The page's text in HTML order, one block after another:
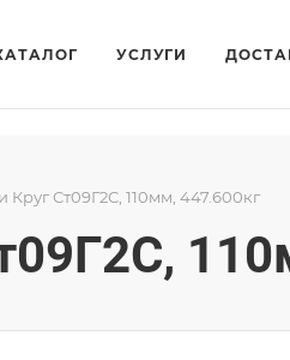
УСЛУГИ
Круг Ст09Г2С, 110мм, 447.600кг